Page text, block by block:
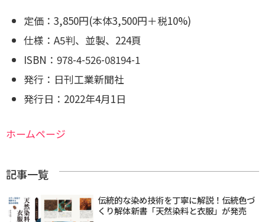
定価：3,850円(本体3,500円＋税10%)
仕様：A5判、並製、224頁
ISBN：978-4-526-08194-1
発行：日刊工業新聞社
発行日：2022年4月1日
ホームページ
記事一覧
伝統的な染め技術を丁寧に解説！伝統色づ
くり解体新書「天然染料と衣服」が発売